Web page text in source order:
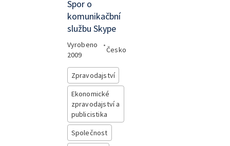
Spor o
komunikačbní
službu Skype
Vyrobeno
2009
•
Česko
Zpravodajství
Ekonomické
zpravodajství a
publicistika
Společnost